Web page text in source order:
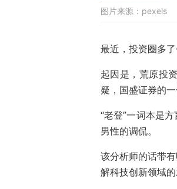
图片来源： pexels
最近，投资圈多了
起因是，荒原投
疑，国盛证券的
“老登”一词本是
男性的调侃。
该分析师的话带
解科技创新领域的